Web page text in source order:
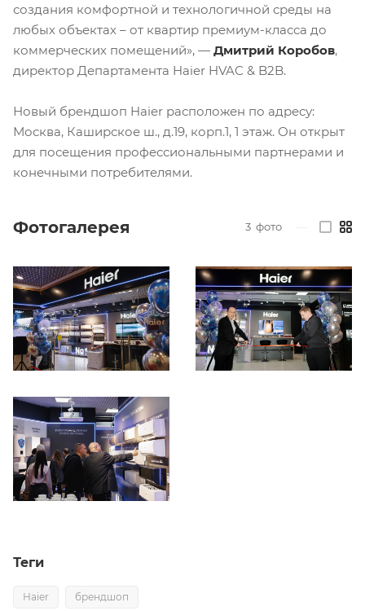
создания комфортной и технологичной среды на
любых объектах – от квартир премиум-класса до
коммерческих помещений», — Дмитрий Коробов,
директор Департамента Haier HVAC & B2B.
Новый брендшоп Haier расположен по адресу:
Москва, Каширское ш., д.19, корп.1, 1 этаж. Он открыт
для посещения профессиональными партнерами и
конечными потребителями.
Фотогалерея 3 фото
Теги
Haier брендшоп